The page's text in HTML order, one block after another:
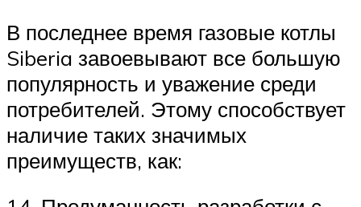
В последнее время газовые котлы
Siberia завоевывают все большую
популярность и уважение среди
потребителей. Этому способствует
наличие таких значимых
преимуществ, как: